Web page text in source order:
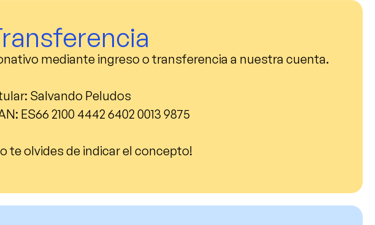
mediante ingreso o transferencia a nuestra cuenta.
: Salvando Peludos
: ES66 2100 4442 6402 0013 9875
te olvides de indicar el concepto!